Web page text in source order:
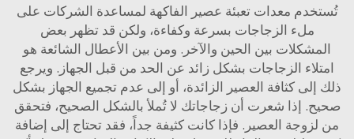
معدات تعبئة عصير الفاكهة لمساعدة الشركات على
ملء الزجاجات بسرعة وكفاءة، ولكن قد تظهر بعض
بين الحين والآخر. ومن بين الأعطال الشائعة هو
الزجاجات بشكل زائد عن الحد من قبل الجهاز. ويرجع
كثافة العصير الزائدة، أو إلى عدم تجميع الجهاز بشكل
إذا شعرت أن زجاجاتك لا تُملأ بالشكل الصحيح، فتحقق
العصير. فإذا كانت كثيفة جداً، فقد تحتاج إلى إضافة